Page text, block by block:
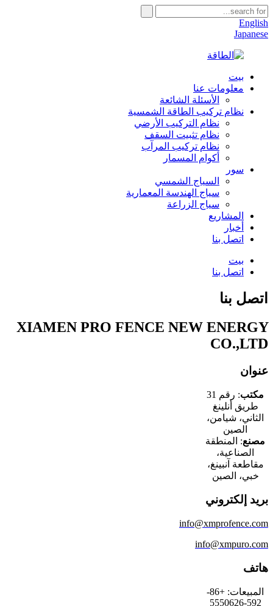
English
Japanese
بيت
معلومات عنا
الأسئلة الشائعة
نظام تركيب الطاقة الشمسية
نظام التركيب الأرضي
نظام تثبيت السقف
نظام تركيب المرآب
أكوام المسمار
سور
السياج الشمسي
سياج الهندسة المعمارية
سياج الزراعة
المشاريع
أخبار
اتصل بنا
بيت
اتصل بنا
اتصل بنا
XIAMEN PRO FENCE NEW ENERGY
CO.,LTD
عنوان
مكتب
: رقم 31
طريق أنلينغ
الثاني، شيامن،
الصين
مصنع: المنطقة
الصناعية،
مقاطعة آنبينغ،
خبي، الصين
بريد إلكتروني
info@xmprofence.com
info@xmpuro.com
هاتف
المبيعات: +86-
592-5550626